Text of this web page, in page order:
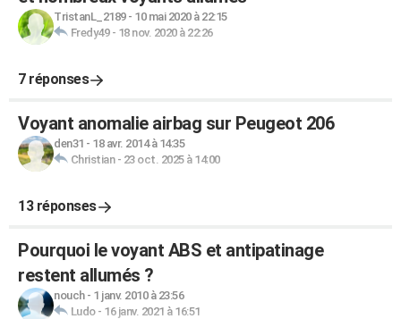
TristanL_2189- 10 mai 2020 à 22:15
Fredy49- 18 nov. 2020 à 22:26
7 réponses
Voyant anomalie airbag sur Peugeot 206
den31 - 18 avr. 2014 à 14:35
Christian- 23 oct. 2025 à 14:00
13 réponses
Pourquoi le voyant ABS et antipatinage
restent allumés ?
nouch- 1 janv. 2010 à 23:56
Ludo- 16 janv. 2021 à 16:51